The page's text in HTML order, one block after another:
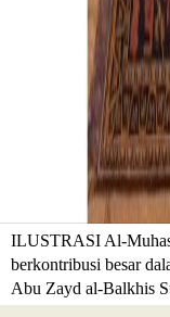
ILUSTRASI Al-
berkontribusi besar
Abu Zayd al-Balkhis